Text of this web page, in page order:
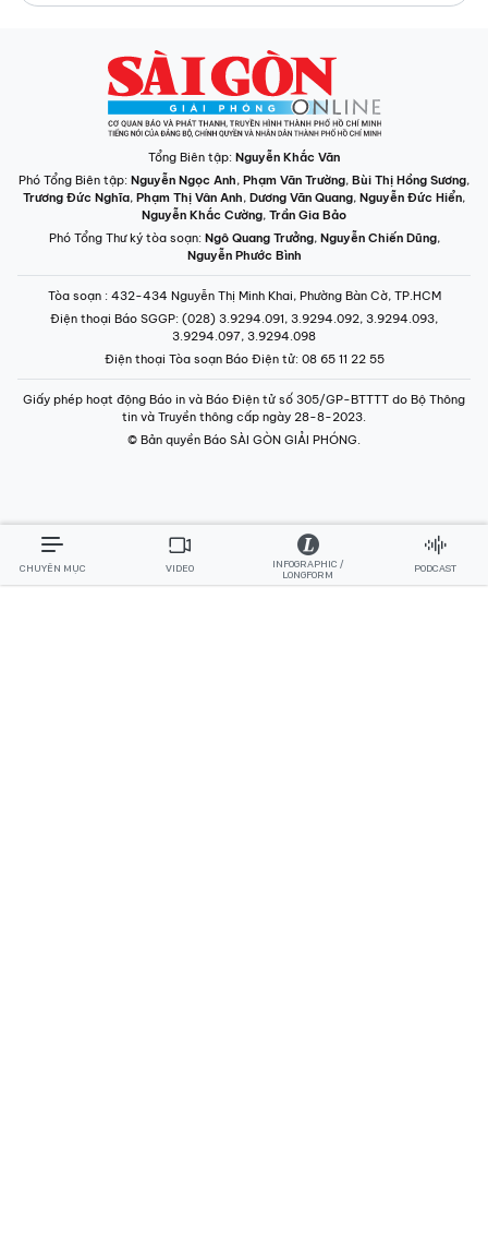
Tổng Biên tập:Nguyễn Khắc Văn
Phó Tổng Biên tập:Nguyễn Ngọc Anh,Phạm Văn Trường , Bùi Thị Hồng Sương
Trương Đức Nghĩa,Phạm Thị Vân Anh,Dương Văn Quang,Nguyễn Đức Hiển
Nguyễn Khắc Cường,Trần Gia Bảo
Phó Tổng Thư ký tòa soạn:Ngô Quang Trưởng,Nguyễn Chiến Dũng
Nguyễn Phước Bình
: 432-434 Nguyễn Thị Minh Khai, Phường Bàn Cờ, TP.HCM
Điện thoại Báo SGGP: (028) 3.9294.091, 3.9294.092, 3.9294.093,
3.9294.097, 3.9294.098
Điện thoại Tòa soạn Báo Điện tử: 08 65 11 22 55
Giấy phép hoạt động Báo in và Báo Điện tử số 305/GP-BTTTT do Bộ Thông
tin và Truyền thông cấp ngày 28-8-2023.
© Bản quyền Báo SÀI GÒN GIẢI PHÓNG.